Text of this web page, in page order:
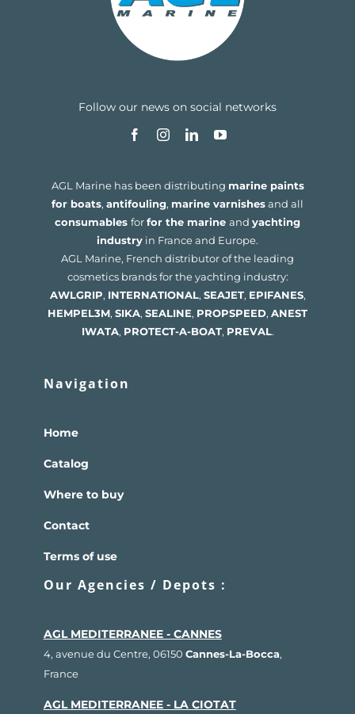
Follow our news on social networks
AGL Marine has been distributing marine paints
for boats, antifouling, marine varnishesand all
consumables forfor the marine and yachting
industry in France and Europe.
AGL Marine, French distributor of the leading
cosmetics brands for the yachting industry:
AWLGRIP, INTERNATIONAL, SEAJET, EPIFANES,
HEMPEL3M, SIKA, SEALINE, PROPSPEED, ANEST
IWATA, PROTECT-A-BOAT, PREVAL.
Navigation
Home
Catalog
Where to buy
Contact
Terms of use
Our Agencies / Depots :
AGL MEDITERRANEE - CANNES
4, avenue du Centre, 06150 Cannes-La-Bocca,
France
AGL MEDITERRANEE - LA CIOTAT